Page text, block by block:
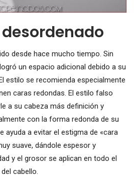
desde hace mucho tiempo. Sin
un espacio adicional debido a su
estilo se recomienda especialmente
caras redondas. El estilo falso
a su cabeza más definición y
con la forma redonda de su
ayuda a evitar el estigma de «cara
suave, dándole espesor y
y el grosor se aplican en todo el
cabello.